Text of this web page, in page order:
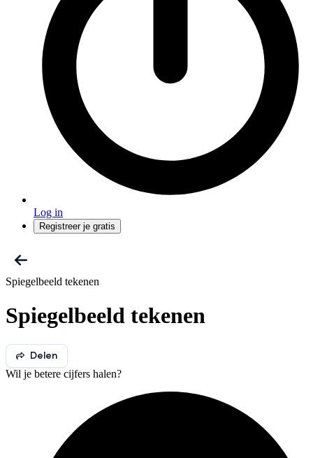
Log in
Registreer je gratis
Spiegelbeeld tekenen
Spiegelbeeld tekenen
Delen
Wil je betere cijfers halen?